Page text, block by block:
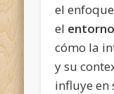
el
el
cómo la
y su
influye en